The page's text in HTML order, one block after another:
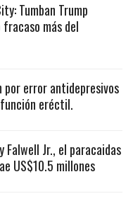
Tumban Trump
más del
error antidepresivos
eréctil.
Falwell Jr., el paracaidas
US$10.5 millones